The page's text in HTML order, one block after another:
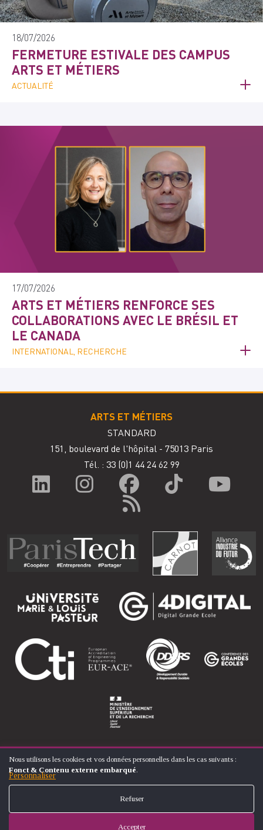
18/07/2026
FERMETURE ESTIVALE DES CAMPUS
ARTS ET MÉTIERS
ACTUALITÉ
17/07/2026
ARTS ET MÉTIERS RENFORCE SES
COLLABORATIONS AVEC LE BRÉSIL ET
LE CANADA
INTERNATIONAL, RECHERCHE
ARTS ET MÉTIERS
STANDARD
151, boulevard de l'hôpital - 75013 Paris
Tél. : 33 (0)1 44 24 62 99
© ÉCOLE NATIONALE SUPÉRIEURE D'ARTS ET MÉTIERS
MENTIONS LÉGALES
UTILISATION
DES
DONNÉES
DES
Nous utilisons les cookies et vos données personnelles dans les cas suivants :
Fonct & Contenu externe embarqué.
Personnaliser
Refuser
Accepter